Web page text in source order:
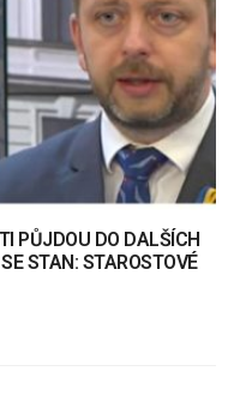
PŮJDOU DO DALŠÍCH
STAN: STAROSTOVÉ